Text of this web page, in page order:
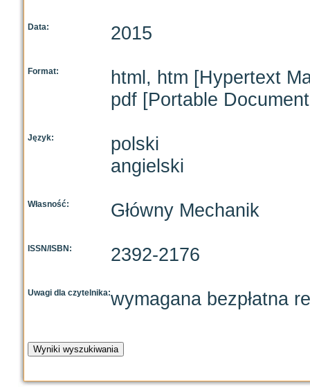
Data: 2015
Format:
html, htm [Hypertext
pdf [Portable
Język:
polski
angielski
Własność: Główny Mechanik
ISSN/ISBN: 2392-2176
Uwagi dla czytelnika:wymagana bezpłatna